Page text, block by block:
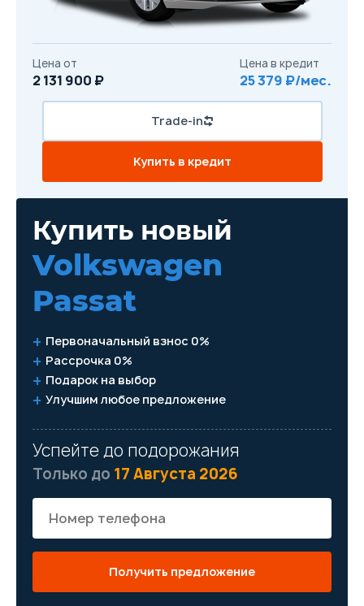
Купить новый
Volkswagen
Passat
Первоначальный взнос 0%
Рассрочка 0%
Подарок на выбор
Улучшим любое предложение
Успейте до подорожания
Только до 17 Августа 2026
Получить предложение
Цена от
2 131 900 ₽
Цена в кредит
25 379 ₽/мес.
Trade-in
Купить в кредит